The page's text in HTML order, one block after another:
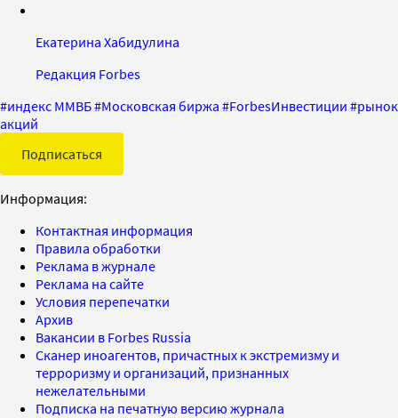
Екатерина Хабидулина
Редакция Forbes
#индекс ММВБ#Московская биржа #ForbesИнвестиции #рынок
акций
Подписаться
Информация:
Контактная информация
Правила обработки
Реклама в журнале
Реклама на сайте
Условия перепечатки
Архив
Вакансии в Forbes Russia
Сканер иноагентов, причастных к экстремизму и
терроризму и организаций, признанных
нежелательными
Подписка на печатную версию журнала